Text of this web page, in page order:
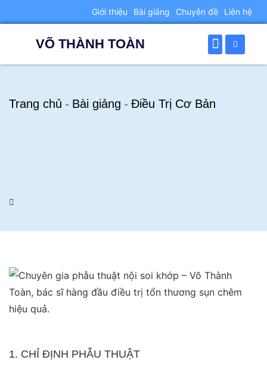
Giới thiệu Bài giảng Chuyên đề Liên hệ
VÕ THÀNH TOÀN
Trang chủ - Bài giảng - Điều Trị Cơ Bản
1. CHỈ ĐỊNH PHẪU THUẬT